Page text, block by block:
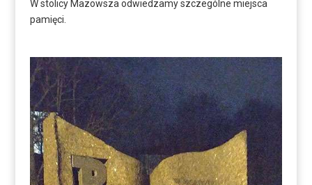
W stolicy Mazowsza odwiedzamy szczególne miejsca
pamięci.